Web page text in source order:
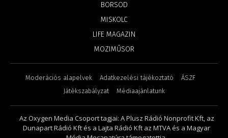
BORSOD
MISKOLC
LIFE MAGAZIN
MOZIMŰSOR
Moderációs alapelvek Adatkezelési tájékoztató
ÁSZF
Játékszabályzat
Médiaajánlatunk
Az Oxygen Media Csoport tagjai: A Plusz Rádió Nonprofit Kft, az
Dunapart Rádió Kft és a Lajta Rádió Kft az MTVA és a Magyar